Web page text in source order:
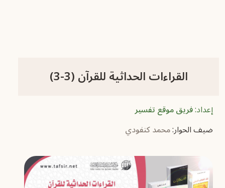
القراءات الحداثية للقرآن (3-3)
إعداد:فريق موقع تفسير
ضيف الحوار:محمد كنفودي